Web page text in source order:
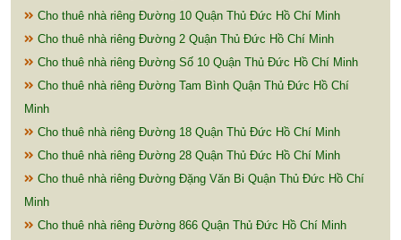
Cho thuê nhà riêng Đường 10 Quận Thủ Đức Hồ Chí Minh
Cho thuê nhà riêng Đường 2 Quận Thủ Đức Hồ Chí Minh
Cho thuê nhà riêng Đường Số 10 Quận Thủ Đức Hồ Chí Minh
Cho thuê nhà riêng Đường Tam Bình Quận Thủ Đức Hồ Chí
Minh
Cho thuê nhà riêng Đường 18 Quận Thủ Đức Hồ Chí Minh
Cho thuê nhà riêng Đường 28 Quận Thủ Đức Hồ Chí Minh
Cho thuê nhà riêng Đường Đặng Văn Bi Quận Thủ Đức Hồ Chí
Minh
Cho thuê nhà riêng Đường 866 Quận Thủ Đức Hồ Chí Minh